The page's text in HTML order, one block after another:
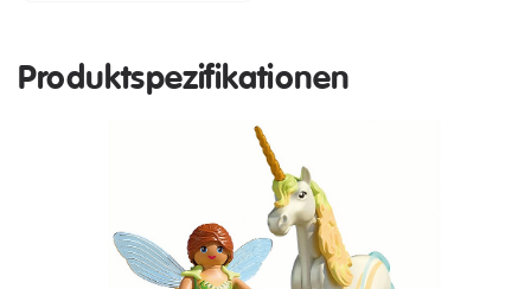
Produktspezifikationen